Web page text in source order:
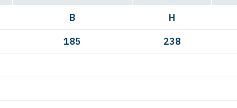
B H
185 238